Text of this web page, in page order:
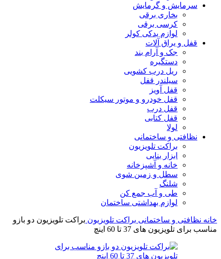
سرمایش و گرمایش
بخاری برقی
کرسی برقی
لوازم یدکی کولر
قفل و یراق آلات
جک و آرام بند
دستگیره
ریل درب کشویی
سیلندر قفل
قفل آویز
قفل خودرو و موتور سیکلت
قفل درب
قفل کتابی
لولا
نظافتی و ساختمانی
براکت تلویزیون
ابزار بنایی
خانه و آشپزخانه
سطل و زمین شوی
شلنگ
طی و آب جمع کن
لوازم بهداشتی ساختمان
خانه نظافتی و ساختمانی براکت تلویزیون براکت تلویزیون دو بازو
مناسب برای تلویزیون های 37 تا 60 اینچ